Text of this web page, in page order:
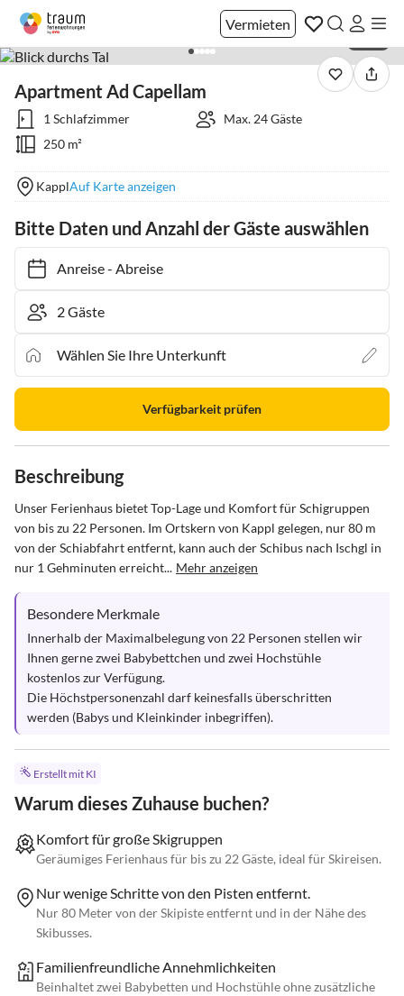
Vermieten
Apartment Ad Capellam
1 Schlafzimmer
Max. 24 Gäste
250 m²
KapplAuf Karte anzeigen
Bitte Daten und Anzahl der Gäste auswählen
Anreise- Abreise
Verfügbarkeit prüfen
Beschreibung
Unser Ferienhaus bietet Top-Lage und Komfort für Schigruppen
von bis zu 22 Personen. Im Ortskern von Kappl gelegen, nur 80 m
von der Schiabfahrt entfernt, kann auch der Schibus nach Ischgl in
nur 1 Gehminuten erreicht... Mehr anzeigen
Besondere Merkmale
Innerhalb der Maximalbelegung von 22 Personen stellen wir
Ihnen gerne zwei Babybettchen und zwei Hochstühle
kostenlos zur Verfügung.
Die Höchstpersonenzahl darf keinesfalls überschritten
werden (Babys und Kleinkinder inbegriffen).
Erstellt mit KI
Warum dieses Zuhause buchen?
Komfort für große Skigruppen
Geräumiges Ferienhaus für bis zu 22 Gäste, ideal für Skireisen.
Nur wenige Schritte von den Pisten entfernt.
Nur 80 Meter von der Skipiste entfernt und in der Nähe des
Skibusses.
Familienfreundliche Annehmlichkeiten
Beinhaltet zwei Babybetten und Hochstühle ohne zusätzliche